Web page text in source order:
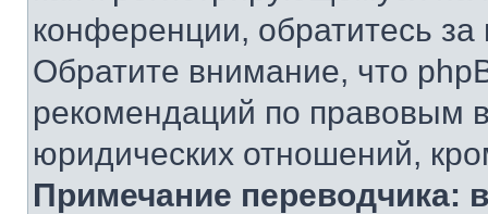
конференции, обратитесь
Обратите внимание, что
рекомендаций по правовым
юридических отношений,
Примечание переводчика: